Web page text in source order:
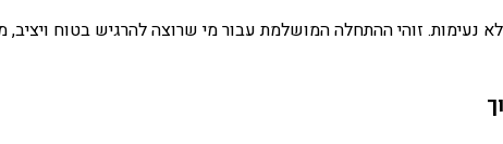
זוהי ההתחלה המושלמת עבור מי שרוצה להרגיש בטוח ויציב,